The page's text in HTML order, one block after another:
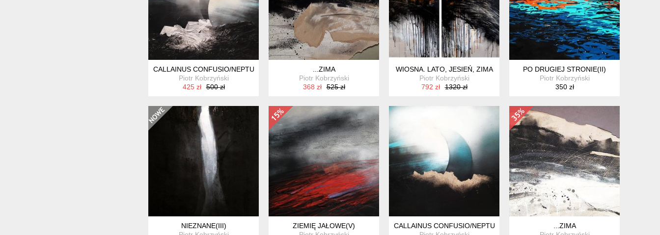
CALLAINUS CONFUSIO/NEPTUN(IV)
Piotr Kobrzyński
425 zł
500 zł
...ZIMA
Piotr Kobrzyński
368 zł
525 zł
WIOSNA. LATO, JESIEŃ, ZIMA
Piotr Kobrzyński
792 zł
1320 zł
PO DRUGIEJ STRONIE(II)
Piotr Kobrzyński
350 zł
NIEZNANE(III)
ZIEMIĘ JAŁOWE(V)
CALLAINUS CONFUSIO/NEPTUN(II)
...ZIMA